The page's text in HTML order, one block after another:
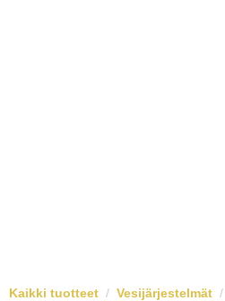
Kaikki tuotteet Vesijärjestelmät